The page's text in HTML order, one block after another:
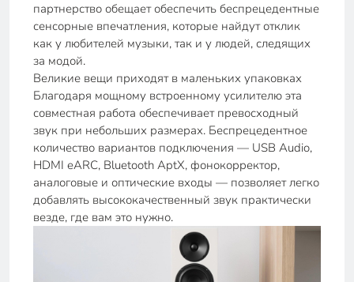
партнерство обещает обеспечить беспрецедентные
сенсорные впечатления, которые найдут отклик
как у любителей музыки, так и у людей, следящих
за модой.
Великие вещи приходят в маленьких упаковках
Благодаря мощному встроенному усилителю эта
совместная работа обеспечивает превосходный
звук при небольших размерах. Беспрецедентное
количество вариантов подключения — USB Audio,
HDMI eARC, Bluetooth AptX, фонокорректор,
аналоговые и оптические входы — позволяет легко
добавлять высококачественный звук практически
везде, где вам это нужно.